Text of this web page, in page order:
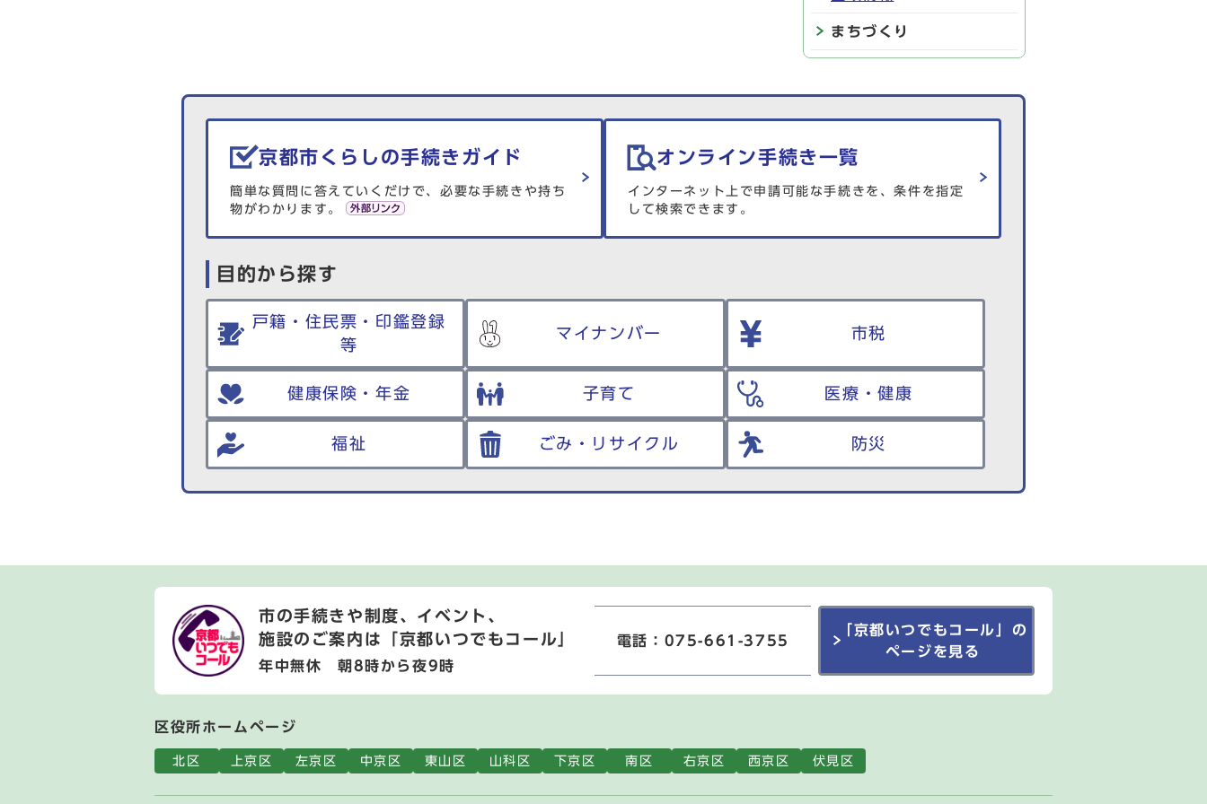
まちづくり
生活情報を探す
京都市くらしの手続きガイド
簡単な質問に答えていくだけで、必要な手続きや持ち
物がわかります。
オンライン手続き一覧
インターネット上で申請可能な手続きを、条件を指定
して検索できます。
目的から探す
戸籍・住民票・印鑑登録
等
マイナンバー 市税
健康保険・年金 子育て 医療・健康
福祉 ごみ・リサイクル 防災
市の手続きや制度、イベント、
施設のご案内は
「京都いつでもコール」
年中無休 朝8時から夜9時
電話：075-661-3755
「京都いつでもコール」の
ページを見る
区役所ホームページ
北区 上京区 左京区 中京区 東山区 山科区 下京区 南区 右京区 西京区 伏見区